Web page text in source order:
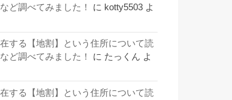
ど調べてみました！
に kotty5503 よ
する【地割】という住所について読
ど調べてみました！
に たっくん よ
する【地割】という住所について読